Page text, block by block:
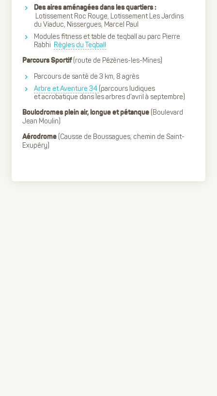
Des aires aménagées dans les quartiers :
Lotissement Roc Rouge, Lotissement Les Jardins
du Viaduc, Nissergues, Marcel Paul
Modules fitness et table de teqball au parc Pierre
Rabhi Règles du Teqball
Parcours Sportif (route de Pézènes-les-Mines)
Parcours de santé de 3 km, 8 agrès
Arbre et Aventure 34 (parcours ludiques
et acrobatique dans les arbres d’avril à septembre)
Boulodromes plein air, longue et pétanque (Boulevard
Jean Moulin)
Aérodrome (Causse de Boussagues, chemin de Saint-
Exupéry)